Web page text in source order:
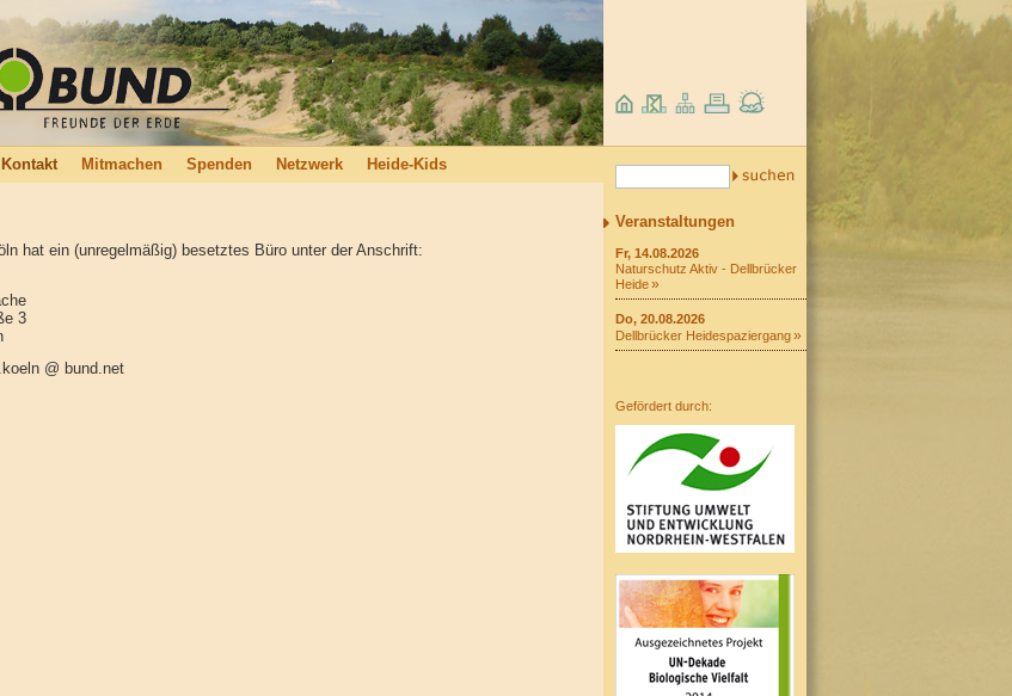
Kontakt Mitmachen Spenden Netzwerk Heide-Kids
hat ein (unregelmäßig) besetztes Büro unter der Anschrift:
3
@ bund.net
Veranstaltungen
Fr, 14.08.2026
Naturschutz Aktiv - Dellbrücker
Heide
Do, 20.08.2026
Dellbrücker Heidespaziergang
Gefördert durch: